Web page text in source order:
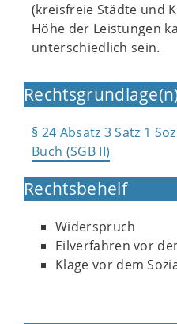
(kreisfreie Städte und
Höhe der Leistungen
unterschiedlich sein.
§ 24 Absatz 3 Satz 1
Buch (SGB II)
Rechtsbehelf
Widerspruch
Eilverfahren vor
Klage vor dem